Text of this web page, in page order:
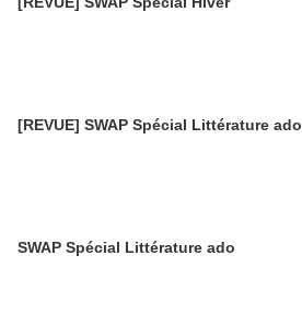
[REVUE] SWAP Spécial Littérature ado
SWAP Spécial Littérature ado